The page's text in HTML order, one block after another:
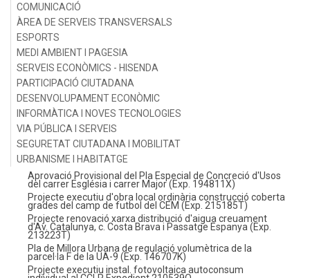
COMUNICACIÓ
ÀREA DE SERVEIS TRANSVERSALS
ESPORTS
MEDI AMBIENT I PAGESIA
SERVEIS ECONÒMICS - HISENDA
PARTICIPACIÓ CIUTADANA
DESENVOLUPAMENT ECONÒMIC
INFORMÀTICA I NOVES TECNOLOGIES
VIA PÚBLICA I SERVEIS
SEGURETAT CIUTADANA I MOBILITAT
URBANISME I HABITATGE
Aprovació Provisional del Pla Especial de Concreció d'Usos
del carrer Església i carrer Major (Exp. 194811X)
Projecte executiu d'obra local ordinària construcció coberta
grades del camp de futbol del CEM (Exp. 215185T)
Projecte renovació xarxa distribució d'aigua creuament
d'Av. Catalunya, c. Costa Brava i Passatge Espanya (Exp.
213223T)
Pla de Millora Urbana de regulació volumètrica de la
parcel·la F de la UA-9 (Exp. 146707K)
Projecte executiu instal. fotovoltaica autoconsum